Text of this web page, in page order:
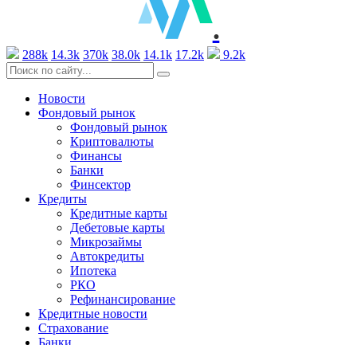
.
288k 14.3k 370k 38.0k 14.1k 17.2k 9.2k
Новости
Фондовый рынок
Фондовый рынок
Криптовалюты
Финансы
Банки
Финсектор
Кредиты
Кредитные карты
Дебетовые карты
Микрозаймы
Автокредиты
Ипотека
РКО
Рефинансирование
Кредитные новости
Страхование
Банки